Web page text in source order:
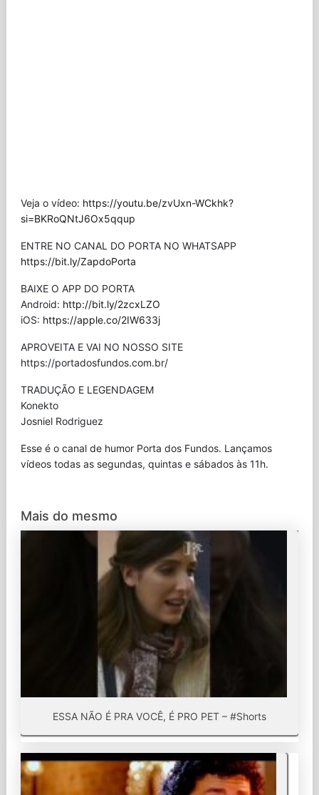
Veja o vídeo: https://youtu.be/zvUxn-WCkhk?
si=BKRoQNtJ6Ox5qqup
ENTRE NO CANAL DO PORTA NO WHATSAPP
https://bit.ly/ZapdoPorta
BAIXE O APP DO PORTA
Android: http://bit.ly/2zcxLZO
iOS: https://apple.co/2IW633j
APROVEITA E VAI NO NOSSO SITE
⁠https://portadosfundos.com.br/
TRADUÇÃO E LEGENDAGEM
Konekto
Josniel Rodriguez
Esse é o canal de humor Porta dos Fundos. Lançamos
vídeos todas as segundas, quintas e sábados às 11h.
Mais do mesmo
ESSA NÃO É PRA VOCÊ, É PRO PET – #Shorts